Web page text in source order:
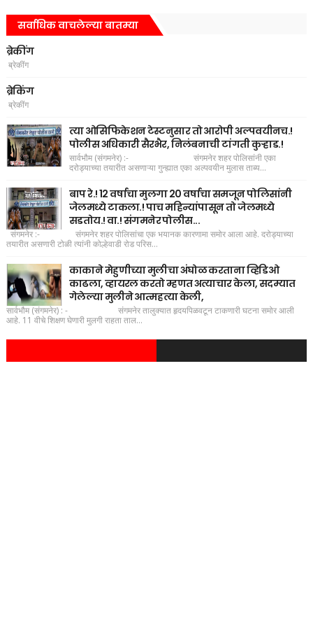
सर्वाधिक वाचलेल्या बातम्या
ब्रेकींग
ब्रेकींग
ब्रेकिंग
ब्रेकींग
त्या ओसिफिकेशन टेस्टनुसार तो आरोपी अल्पवयीनच.!
पोलीस अधिकारी सैरभैर, निलंबनाची टांगती कुऱ्हाड.!
सार्वभौम (संगमनेर) :- संगमनेर शहर पोलिसांनी एका
दरोड्याच्या तयारीत असणाऱ्या गुन्ह्यात एका अल्पवयीन मुलास ताब्य...
बाप रे.! 12 वर्षाचा मुलगा 20 वर्षाचा समजून पोलिसांनी
जेलमध्ये टाकला.! पाच महिन्यांपासून तो जेलमध्ये
सडतोय.! वा.! संगमनेर पोलीस...
संगमनेर :- संगमनेर शहर पोलिसांचा एक भयानक कारणामा समोर आला आहे. दरोड्याच्या
तयारीत असणारी टोळी त्यांनी कोल्हेवाडी रोड परिस...
काकाने मेहुणीच्या मुलीचा अंघोळ करताना व्हिडिओ
काढला, व्हायरल करतो म्हणत अत्याचार केला, सदम्यात
गेलेल्या मुलीने आत्महत्या केली,
सार्वभौम (संगमनेर) : - संगमनेर तालुक्यात हृदयपिळवटून टाकणारी घटना समोर आली
आहे. 11 वीचे शिक्षण घेणारी मुलगी राहता ताल...